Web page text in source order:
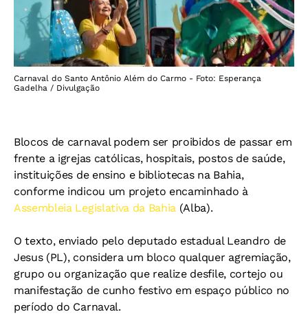
Carnaval do Santo Antônio Além do Carmo - Foto: Esperança
Gadelha / Divulgação
Blocos de carnaval podem ser proibidos de passar em
frente a igrejas católicas, hospitais, postos de saúde,
instituições de ensino e bibliotecas na Bahia,
conforme indicou um projeto encaminhado à
Assembleia Legislativa da Bahia (Alba).
O texto, enviado pelo deputado estadual Leandro de
Jesus (PL), considera um bloco qualquer agremiação,
grupo ou organização que realize desfile, cortejo ou
manifestação de cunho festivo em espaço público no
período do Carnaval.